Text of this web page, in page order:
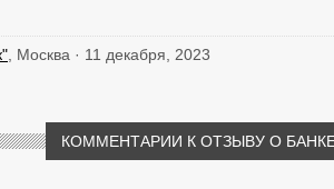
, Москва · 11 декабря, 2023
КОММЕНТАРИИ К ОТЗЫВУ О